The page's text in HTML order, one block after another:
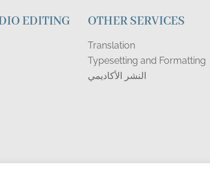
EDITING OTHER SERVICES
Translation
Typesetting and Formatting
النشر الأكاديمي